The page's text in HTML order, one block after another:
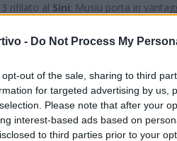
- Do Not Process My
opt-out of the sale, sharing to third
for targeted advertising by us,
Please note that after your
interest-based ads based on
to third parties prior to your
rifilato al Sini: Musiu porta in
locali anche Boi, Mayer, doppietta,
2010,Marrubiu Calcio